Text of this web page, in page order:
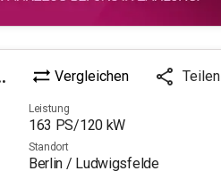
Vergleichen Teilen
Leistung
163 PS/120 kW
Standort
Berlin / Ludwigsfelde